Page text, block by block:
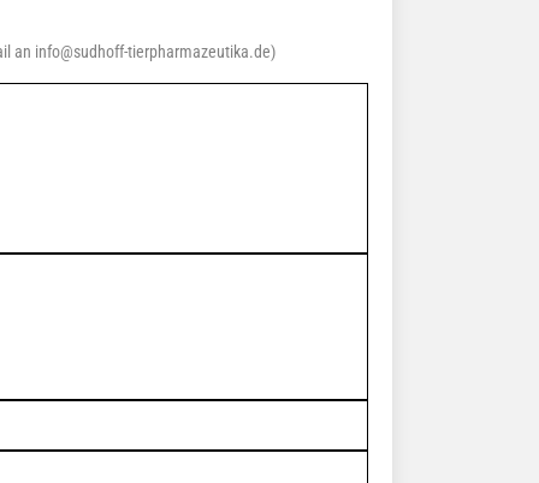
an info@sudhoff-tierpharmazeutika.de)